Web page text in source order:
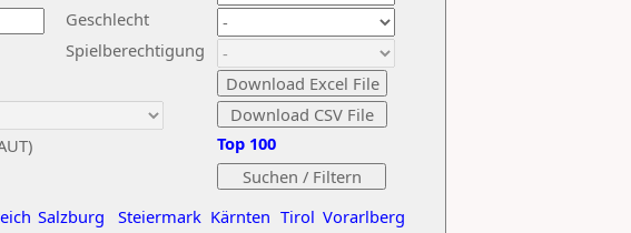
Geschlecht
Spielberechtigung
Salzburg Steiermark Kärnten Tirol Vorarlberg
Top 100